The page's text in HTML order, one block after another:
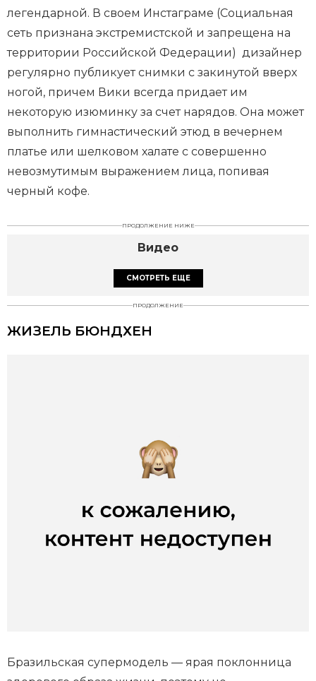
легендарной. В своем Инстаграме (Социальная
сеть признана экстремистской и запрещена на
территории Российской Федерации) дизайнер
регулярно публикует снимки с закинутой вверх
ногой, причем Вики всегда придает им
некоторую изюминку за счет нарядов. Она может
выполнить гимнастический этюд в вечернем
платье или шелковом халате с совершенно
невозмутимым выражением лица, попивая
черный кофе.
ПРОДОЛЖЕНИЕ НИЖЕ
Видео
СМОТРЕТЬ ЕЩЕ
ПРОДОЛЖЕНИЕ
ЖИЗЕЛЬ БЮНДХЕН
Бразильская супермодель — ярая поклонница